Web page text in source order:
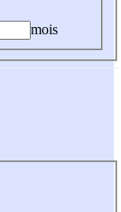
mois